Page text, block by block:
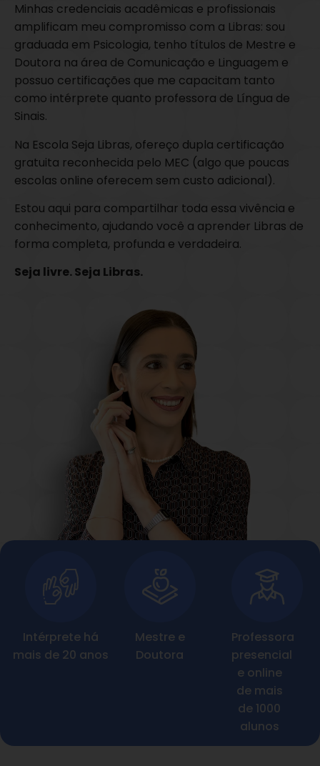
Minhas credenciais acadêmicas e profissionais
amplificam meu compromisso com a Libras: sou
graduada em Psicologia, tenho títulos de Mestre e
Doutora na área de Comunicação e Linguagem e
possuo certificações que me capacitam tanto
como intérprete quanto professora de Língua de
Sinais.
Na Escola Seja Libras, ofereço dupla certificação
gratuita reconhecida pelo MEC (algo que poucas
escolas online oferecem sem custo adicional).
Estou aqui para compartilhar toda essa vivência e
conhecimento, ajudando você a aprender Libras de
forma completa, profunda e verdadeira.
Seja livre. Seja Libras.
Intérprete há
mais de 20 anos
Mestre e
Doutora
Professora
presencial
e online
de mais
de 1000
alunos